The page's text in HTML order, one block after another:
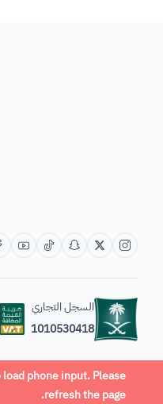
السجل التجاري
1010530418